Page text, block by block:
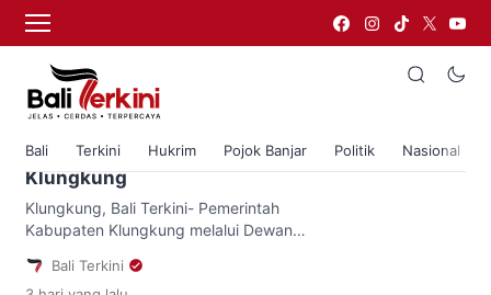
Bali Terkini Hukrim Pojok Banjar Politik Nasional
klungkung
Perkuat Kamtibmas, Ketua
DPRD Agung Anom Alokasikan
Pengawasan Duktang di
Klungkung
Klungkung, Bali Terkini- Pemerintah
Kabupaten Klungkung melalui Dewan
mengonfirmasi alokasi tambahan
Bali Terkini